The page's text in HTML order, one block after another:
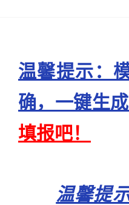
温馨提示：
确，一键生
填报吧！
温馨提